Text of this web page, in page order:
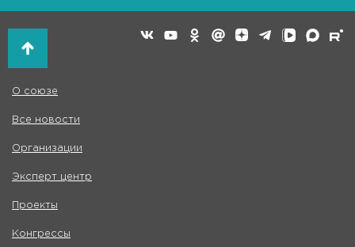
О союзе
Все новости
Организации
Эксперт центр
Проекты
Конгрессы